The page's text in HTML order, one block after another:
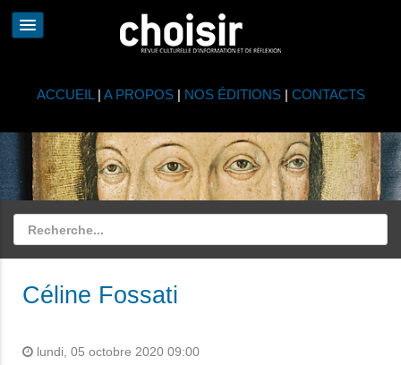
ACCUEIL | A PROPOS| NOS ÉDITIONS| CONTACTS
Céline Fossati
lundi, 05 octobre 2020 09:00